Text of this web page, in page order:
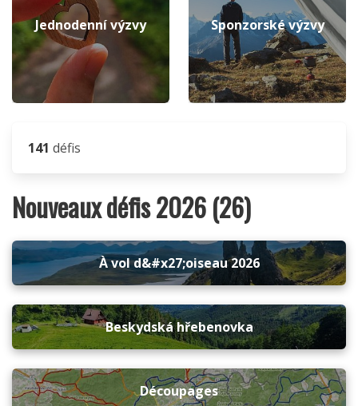
Jednodenní výzvy Sponzorské výzvy
141 défis
Nouveaux défis 2026 (26)
À vol d&#x27;oiseau 2026
Beskydská hřebenovka
Découpages